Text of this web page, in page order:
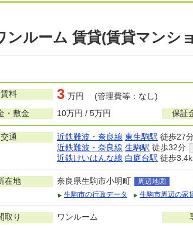
ルーム 賃貸(賃貸マンシ
賃料 3 万円 (管理費等：なし)
・敷金
10万円 / 5万円 保証
交通 近鉄難波・奈良線 東生駒駅 徒歩27
近鉄難波・奈良線 生駒駅 徒歩32分
近鉄けいはんな線 白庭台駅 徒歩
在地 奈良県生駒市小明町
周辺地図
生駒市の行政データ
生駒市周辺の家
取り ワンルーム